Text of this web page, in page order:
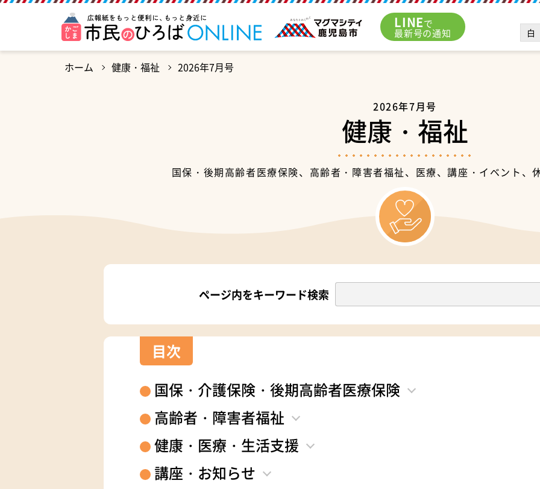
LINEで
最新号の通知 白
ホーム 健康・福祉 2026年7月号
2026年7月号
健康・福祉
国保・後期高齢者医療保険、高齢者・障害者福祉、医療、講座・イベント、
ページ内をキーワード検索
目次
国保・介護保険・後期高齢者医療保険
高齢者・障害者福祉
健康・医療・生活支援
講座・お知らせ